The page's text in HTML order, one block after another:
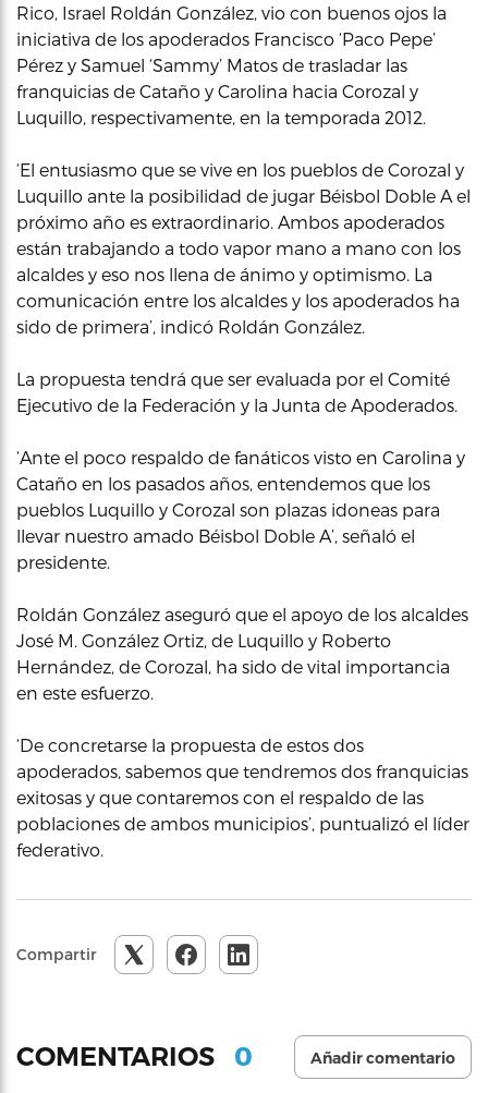
Rico, Israel Roldán González, vio con buenos ojos la
iniciativa de los apoderados Francisco ‘Paco Pepe’
Pérez y Samuel ‘Sammy’ Matos de trasladar las
franquicias de Cataño y Carolina hacia Corozal y
Luquillo, respectivamente, en la temporada 2012.
‘El entusiasmo que se vive en los pueblos de Corozal y
Luquillo ante la posibilidad de jugar Béisbol Doble A el
próximo año es extraordinario. Ambos apoderados
están trabajando a todo vapor mano a mano con los
alcaldes y eso nos llena de ánimo y optimismo. La
comunicación entre los alcaldes y los apoderados ha
sido de primera’, indicó Roldán González.
La propuesta tendrá que ser evaluada por el Comité
Ejecutivo de la Federación y la Junta de Apoderados.
‘Ante el poco respaldo de fanáticos visto en Carolina y
Cataño en los pasados años, entendemos que los
pueblos Luquillo y Corozal son plazas idoneas para
llevar nuestro amado Béisbol Doble A’, señaló el
presidente.
Roldán González aseguró que el apoyo de los alcaldes
José M. González Ortiz, de Luquillo y Roberto
Hernández, de Corozal, ha sido de vital importancia
en este esfuerzo.
‘De concretarse la propuesta de estos dos
apoderados, sabemos que tendremos dos franquicias
exitosas y que contaremos con el respaldo de las
poblaciones de ambos municipios’, puntualizó el líder
federativo.
Compartir
COMENTARIOS 0 Añadir comentario